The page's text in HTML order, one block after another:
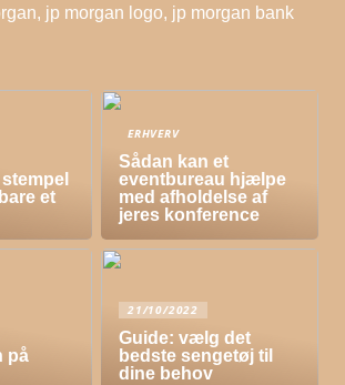
jp morgan logo, jp morgan bank
et
ERHVERV
Sådan kan et
eventbureau hjælpe
med afholdelse af
jeres konference
på
21/10/2022
Guide: vælg det
bedste sengetøj til
dine behov